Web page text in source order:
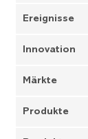
Ereignisse
Innovation
Märkte
Produkte